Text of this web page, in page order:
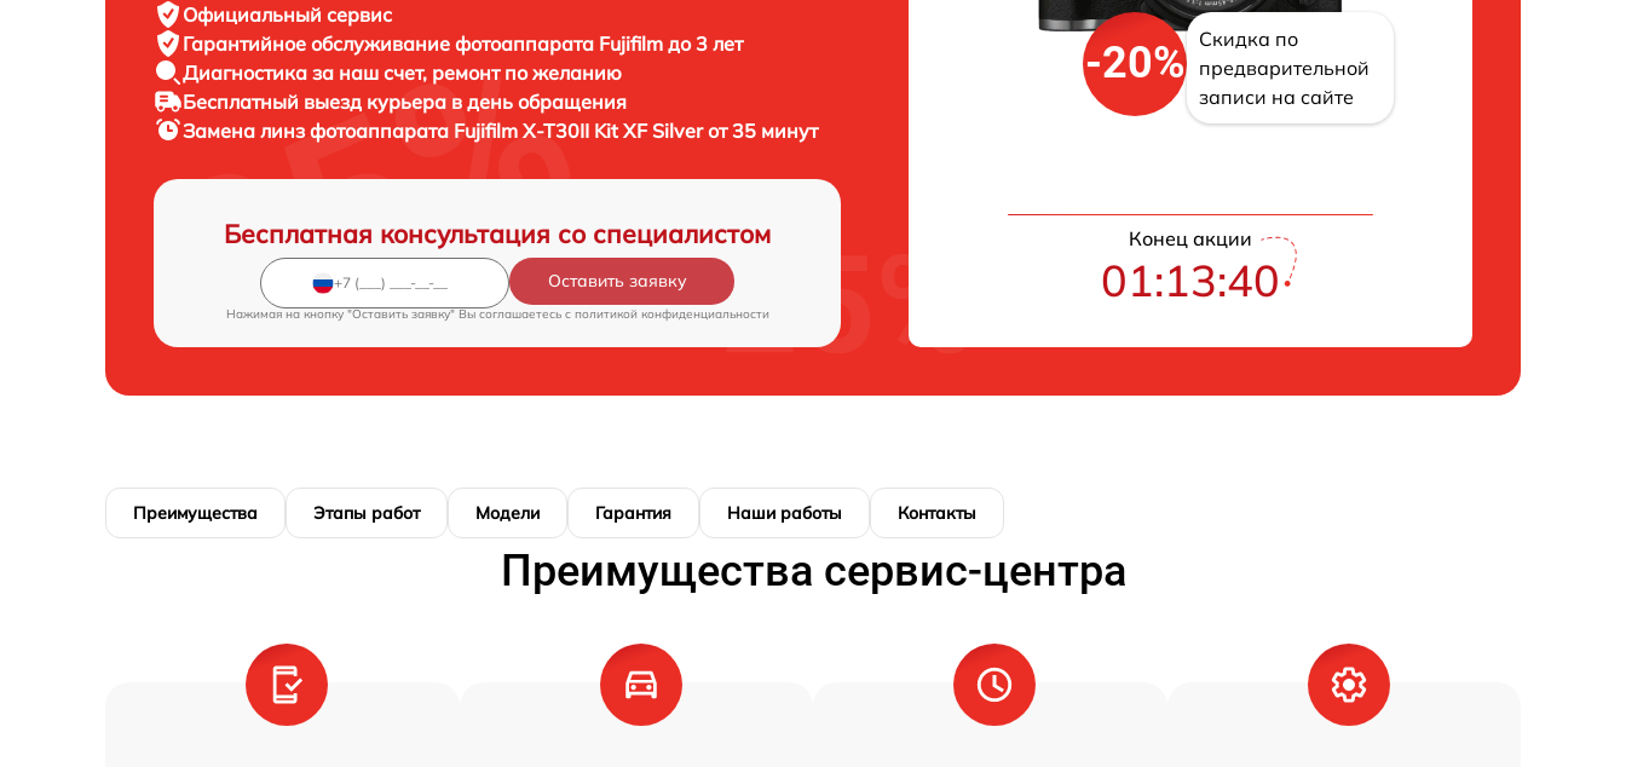
Официальный сервис
Гарантийное обслуживание фотоаппарата Fujifilm до 3 лет
Диагностика за наш счет, ремонт по желанию
Бесплатный выезд курьера в день обращения
Замена линз фотоаппарата Fujifilm X-T30II Kit XF Silver от 35 минут
Бесплатная консультация со специалистом
Оставить заявку
Нажимая на кнопку "Оставить заявку" Вы соглашаетесь c политикой конфиденциальности
-20%
Скидка по
предварительной
записи на сайте
Конец акции
01:13:39
Преимущества Этапы работ Модели Гарантия Наши работы Контакты
Преимущества сервис-центра